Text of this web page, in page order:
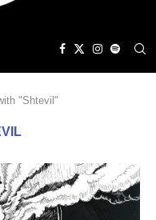
"Shtevil"